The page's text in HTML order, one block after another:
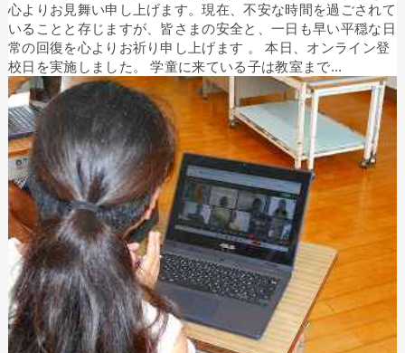
心よりお見舞い申し上げます。現在、不安な時間を過ごされて
いることと存じますが、皆さまの安全と、一日も早い平穏な日
常の回復を心よりお祈り申し上げます 。 本日、オンライン登
校日を実施しました。 学童に来ている子は教室まで...